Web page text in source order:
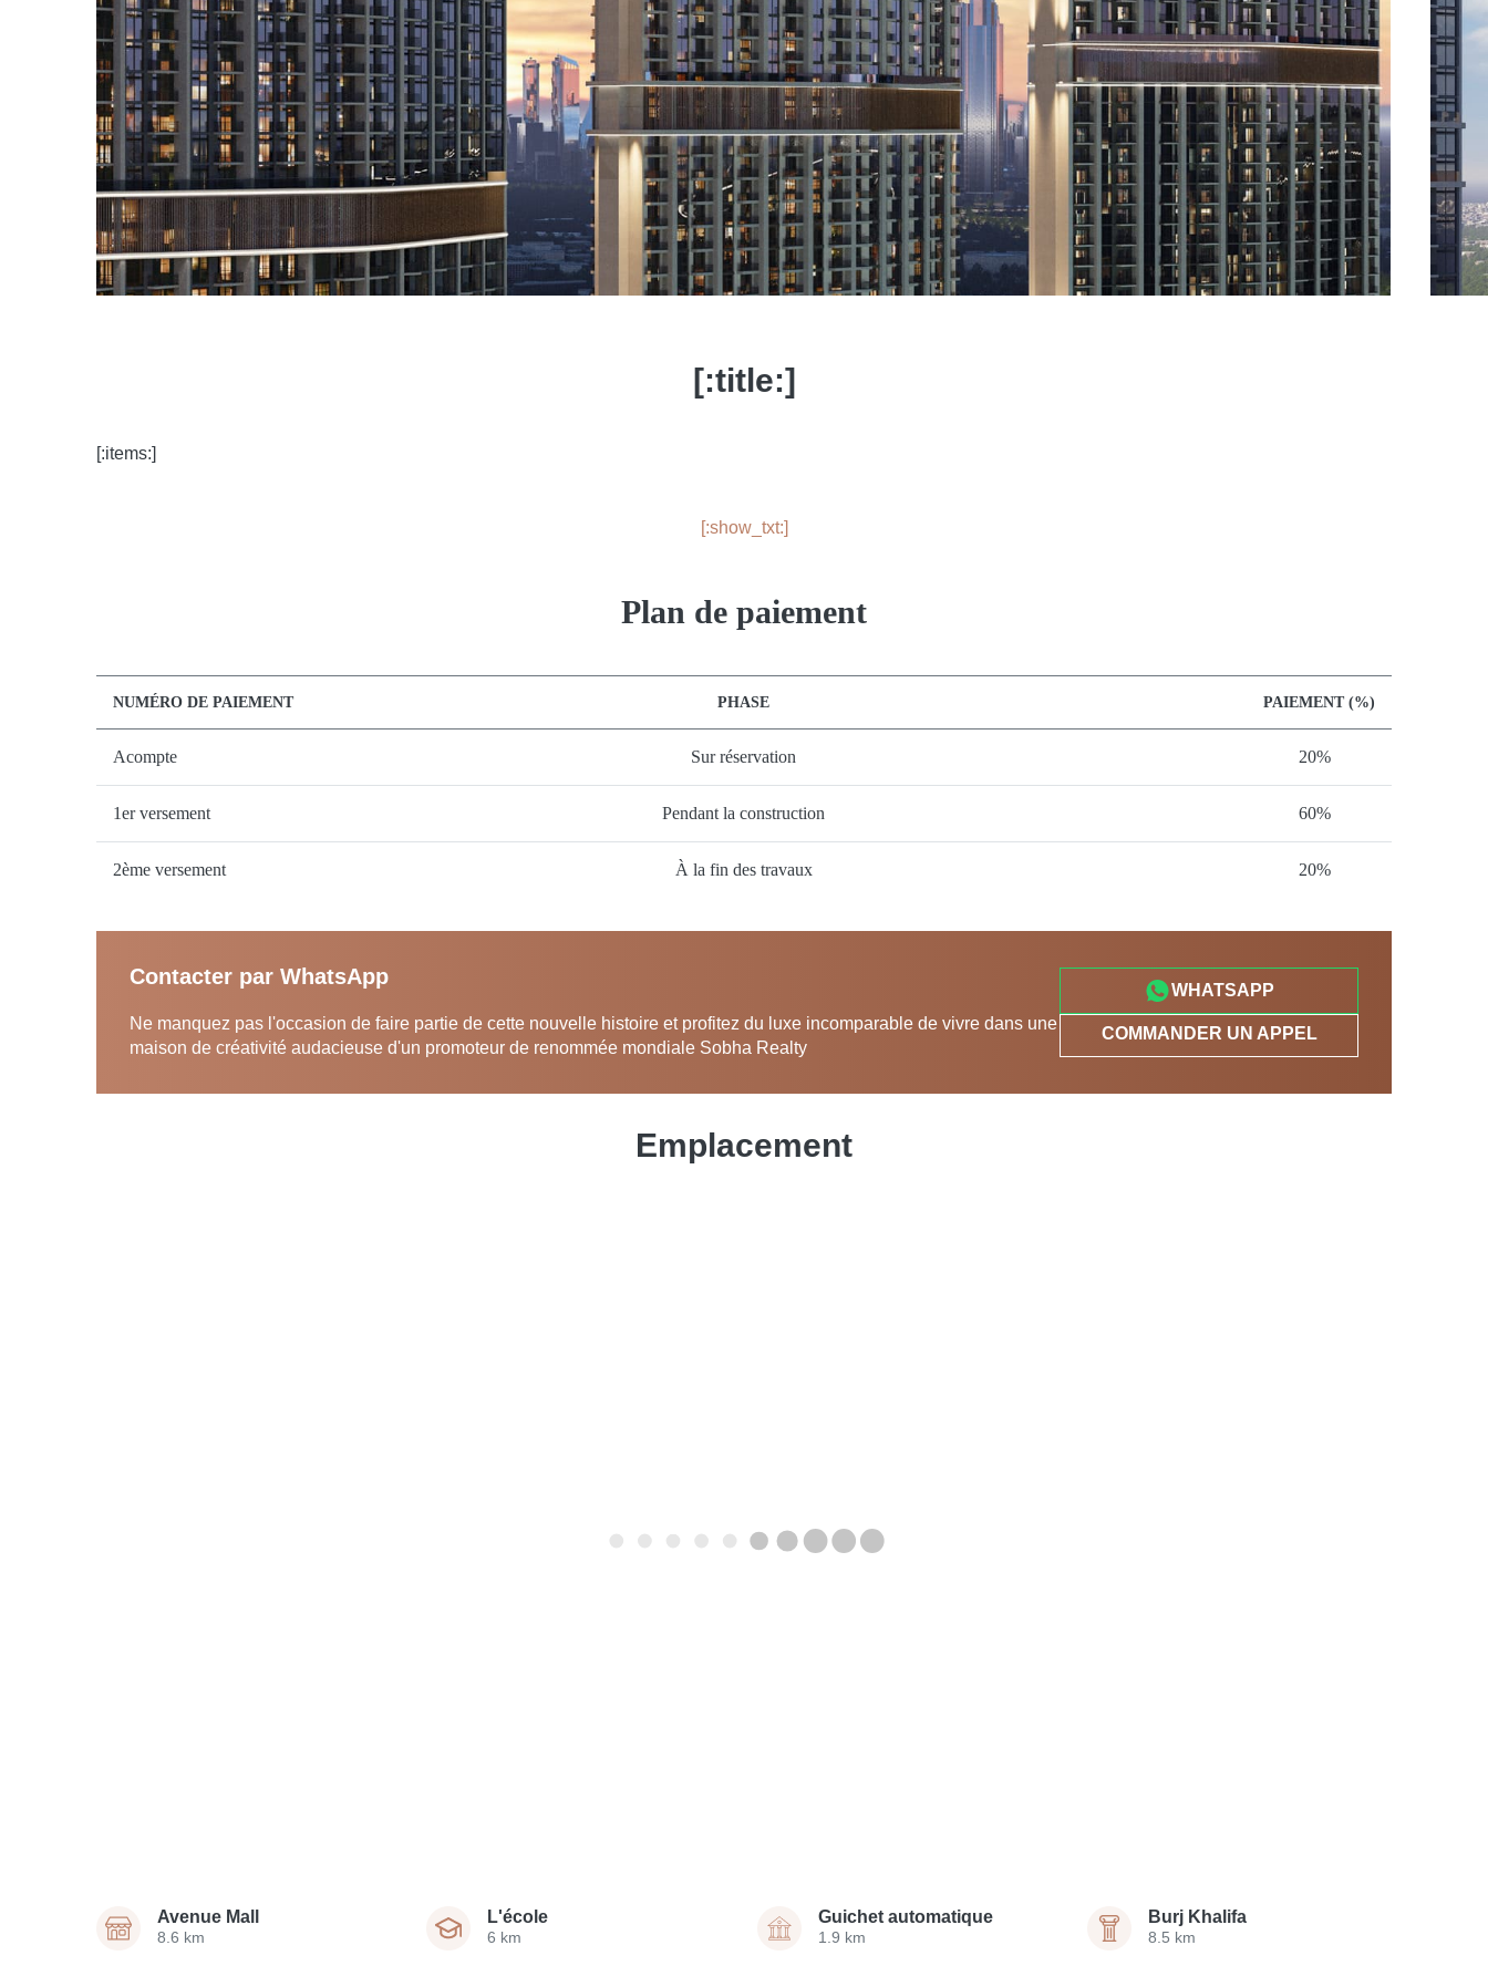
[:title:]
[:items:]
[:show_txt:]
Plan de paiement
NUMÉRO DE PAIEMENT PHASE PAIEMENT (%)
Acompte Sur réservation 20%
1er versement Pendant la construction 60%
2ème versement À la fin des travaux 20%
Contacter par WhatsApp
Ne manquez pas l'occasion de faire partie de cette nouvelle histoire et profitez du luxe incomparable de vivre dans une
maison de créativité audacieuse d'un promoteur de renommée mondiale Sobha Realty
WHATSAPP
COMMANDER UN APPEL
Emplacement
Avenue Mall
8.6 km
L'école
6 km
Guichet automatique
1.9 km
Burj Khalifa
8.5 km